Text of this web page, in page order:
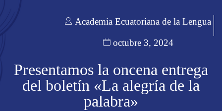
Academia Ecuatoriana de la Lengua
octubre 3, 2024
Presentamos la oncena entrega
del boletín «La alegría de la
palabra»